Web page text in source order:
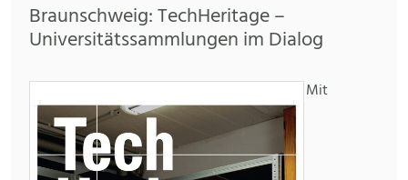
Braunschweig: TechHeritage –
Universitätssammlungen im Dialog
Mit